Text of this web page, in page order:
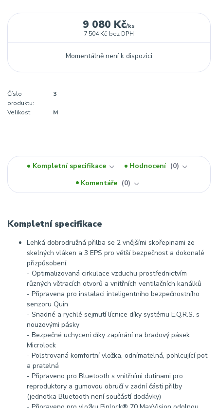
9 080 Kč/ks
7 504 Kč bez DPH
Momentálně není k dispozici
Číslo
produktu:
3
Velikost: M
Kompletní specifikace Hodnocení
0
Komentáře
0
Kompletní specifikace
Lehká dobrodružná přilba se 2 vnějšími skořepinami ze
skelných vláken a 3 EPS pro větší bezpečnost a dokonalé
přizpůsobení.
- Optimalizovaná cirkulace vzduchu prostřednictvím
různých větracích otvorů a vnitřních ventilačních kanálků
- Připravena pro instalaci inteligentního bezpečnostního
senzoru Quin
- Snadné a rychlé sejmutí lícnice díky systému E.Q.R.S. s
nouzovými pásky
- Bezpečné uchycení díky zapínání na bradový pásek
Microlock
- Polstrovaná komfortní vložka, odnímatelná, pohlcující pot
a pratelná
- Připraveno pro Bluetooth s vnitřními dutinami pro
reproduktory a gumovou obručí v zadní části přilby
(jednotka Bluetooth není součástí dodávky)